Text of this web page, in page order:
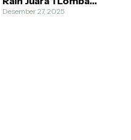
Video Kreatif Harlah
Desember 27, 2025